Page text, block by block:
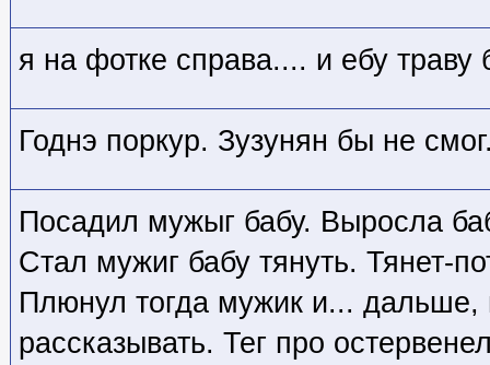
я на фотке справа.... и ебу траву
Годнэ поркур. Зузунян бы не
Посадил мужыг бабу. Выросла
Стал мужиг бабу тянуть. Тянет-
Плюнул тогда мужик и... дальше,
рассказывать. Тег про